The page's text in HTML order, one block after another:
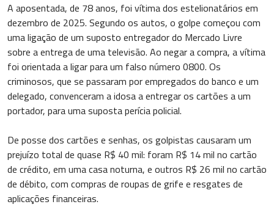
A aposentada, de 78 anos, foi vítima dos estelionatários em
dezembro de 2025. Segundo os autos, o golpe começou com
uma ligação de um suposto entregador do Mercado Livre
sobre a entrega de uma televisão. Ao negar a compra, a vítima
foi orientada a ligar para um falso número 0800. Os
criminosos, que se passaram por empregados do banco e um
delegado, convenceram a idosa a entregar os cartões a um
portador, para uma suposta perícia policial.
De posse dos cartões e senhas, os golpistas causaram um
prejuízo total de quase R$ 40 mil: foram R$ 14 mil no cartão
de crédito, em uma casa noturna, e outros R$ 26 mil no cartão
de débito, com compras de roupas de grife e resgates de
aplicações financeiras.